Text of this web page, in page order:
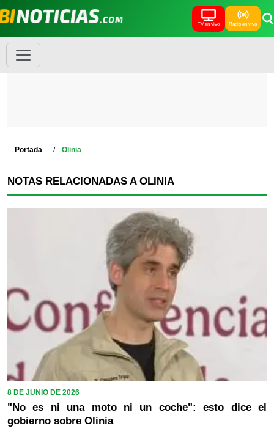
TV en vivo Radio en vivo
Portada Olinia
NOTAS RELACIONADAS A OLINIA
8 DE JUNIO DE 2026
"No es ni una moto ni un coche": esto dice el
gobierno sobre Olinia